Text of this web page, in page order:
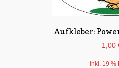
Aufkleber:
1,00
inkl. 19 %